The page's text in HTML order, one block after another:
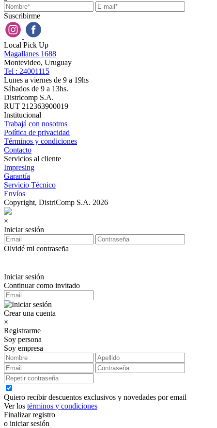
Suscribirme
Local Pick Up
Magallanes 1688
Montevideo, Uruguay
Tel : 24001115
Lunes a viernes de 9 a 19hs
Sábados de 9 a 13hs.
Districomp S.A.
RUT 212363900019
Institucional
Trabajá con nosotros
Política de privacidad
Términos y condiciones
Contacto
Servicios al cliente
Impresing
Garantía
Servicio Técnico
Envíos
Copyright, DistriComp S.A. 2026
×
Iniciar sesión
Olvidé mi contraseña
Iniciar sesión
Continuar como invitado
Crear una cuenta
×
Registrarme
Soy persona
Soy empresa
Quiero recibir descuentos exclusivos y novedades por email
Ver los términos y condiciones
Finalizar registro
o iniciar sesión